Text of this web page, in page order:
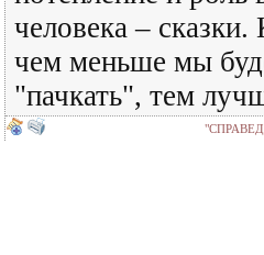
человека – сказки.
чем меньше мы
"пачкать", тем